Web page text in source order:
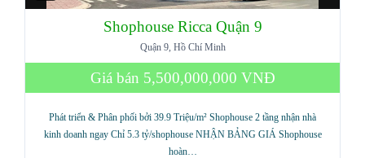
Shophouse Ricca Quận 9
Quận 9, Hồ Chí Minh
Giá bán 5,500,000,000 VNĐ
Phát triển & Phân phối bởi 39.9 Triệu/m² Shophouse 2 tầng nhận nhà
kinh doanh ngay Chỉ 5.3 tỷ/shophouse NHẬN BẢNG GIÁ Shophouse
hoàn…